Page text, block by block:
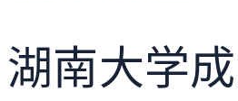
湖南大学